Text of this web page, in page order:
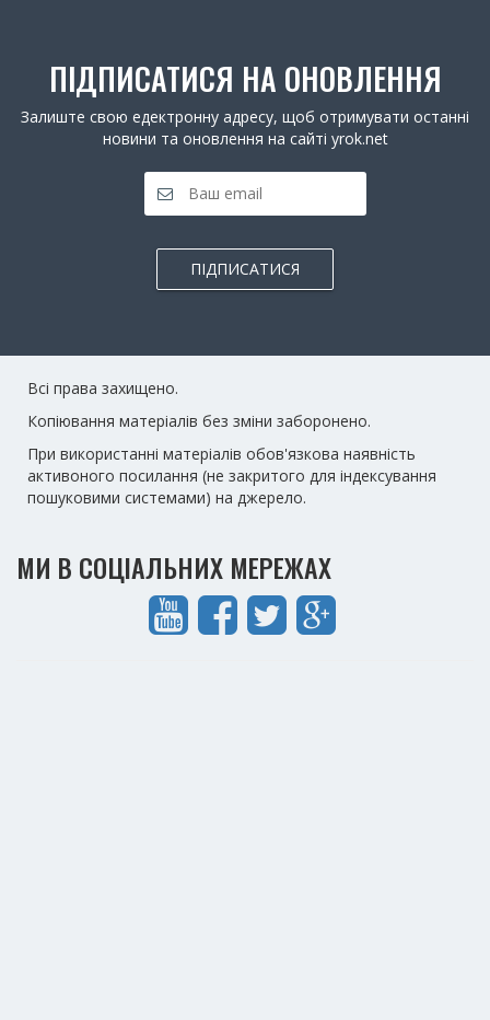
ПІДПИСАТИСЯ НА ОНОВЛЕННЯ
Залиште свою едектронну адресу, щоб отримувати останні
новини та оновлення на сайті yrok.net
ПІДПИСАТИСЯ
Всі права захищено.
Копіювання матеріалів без зміни заборонено.
При використанні матеріалів обов'язкова наявність
активоного посилання (не закритого для індексування
пошуковими системами) на джерело.
МИ В СОЦІАЛЬНИХ МЕРЕЖАХ